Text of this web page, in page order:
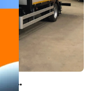
HKTC 5013-M на шасси ISUZU FSR90